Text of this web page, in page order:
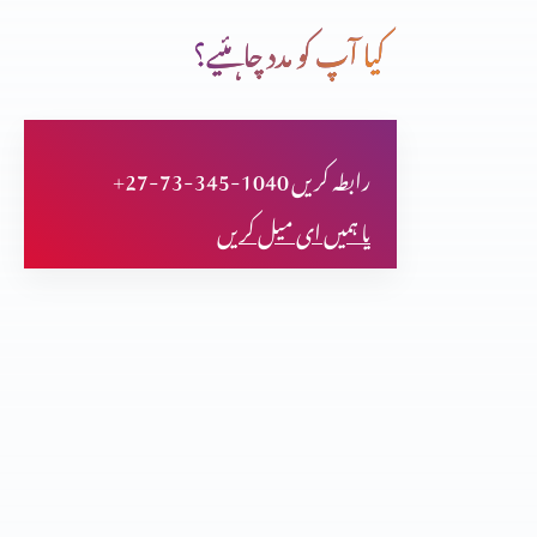
یسوع المسیح دیگر انبیا سے بڑح کر کیوں ہیں؟ حصہ 3
یسوع المسیح دیگر انبیا سے بٹرھکر کیوں ہیں؟ (حصہ 2)
کیا آپ کو مدد چاہئیے؟
+27-73-345-1040 رابطہ کریں
یا ہمیں ای میل کریں